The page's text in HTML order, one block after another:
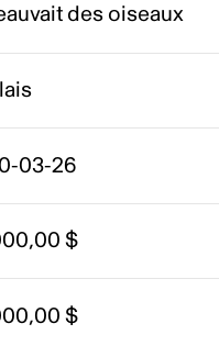
des oiseaux
03-26
$
$